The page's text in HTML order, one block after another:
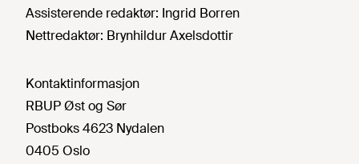
Assisterende redaktør: Ingrid Borren
Nettredaktør: Brynhildur Axelsdottir
Kontaktinformasjon
RBUP Øst og Sør
Postboks 4623 Nydalen
0405 Oslo